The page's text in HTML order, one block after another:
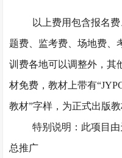
以上费用包含报名
题费、监考费、场地费、
训费各地可以调整外，其
材免费，教材上带有
教材”字样，为正式出版教
特别说明：此项目
总推广